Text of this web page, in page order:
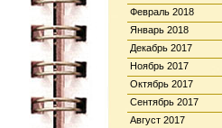
Февраль 2018
Январь 2018
Декабрь 2017
Ноябрь 2017
Октябрь 2017
Сентябрь 2017
Август 2017